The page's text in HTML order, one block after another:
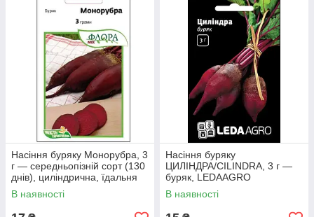
Насіння буряку Монорубра, 3
г — середньопізній сорт (130
днів), циліндрична, їдальня
АгроПак
В наявності
Насіння буряку
ЦИЛІНДРА/CILINDRA, 3 г —
буряк, LEDAAGRO
В наявності